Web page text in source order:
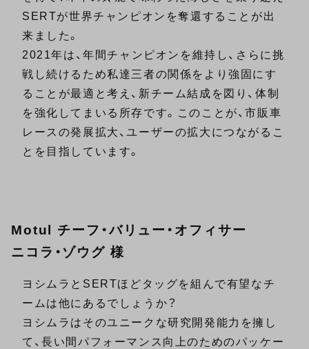
SERTが世界チャンピオンを奪還することが出
来ました。
2021年は、年間チャンピオンを維持し、さらに挑
戦し続けるため私達三者の関係をより強固にす
ることが最適と考え、新チーム結成を図り、体制
を強化してまいる所存です。このことが、市販車
レースの発展拡大、ユーザーの拡大につながるこ
とを目指しています。
Motul チーフ・バリュー・オフィサー
ニコラ・ゾウグ 様
ヨシムラとSERTほどタッグを組んで有望なチ
ームは他にあるでしょうか？
ヨシムラはそのユニークな研究開発能力を擁し
て、長い間パフォーマンス向上のためのパッケー